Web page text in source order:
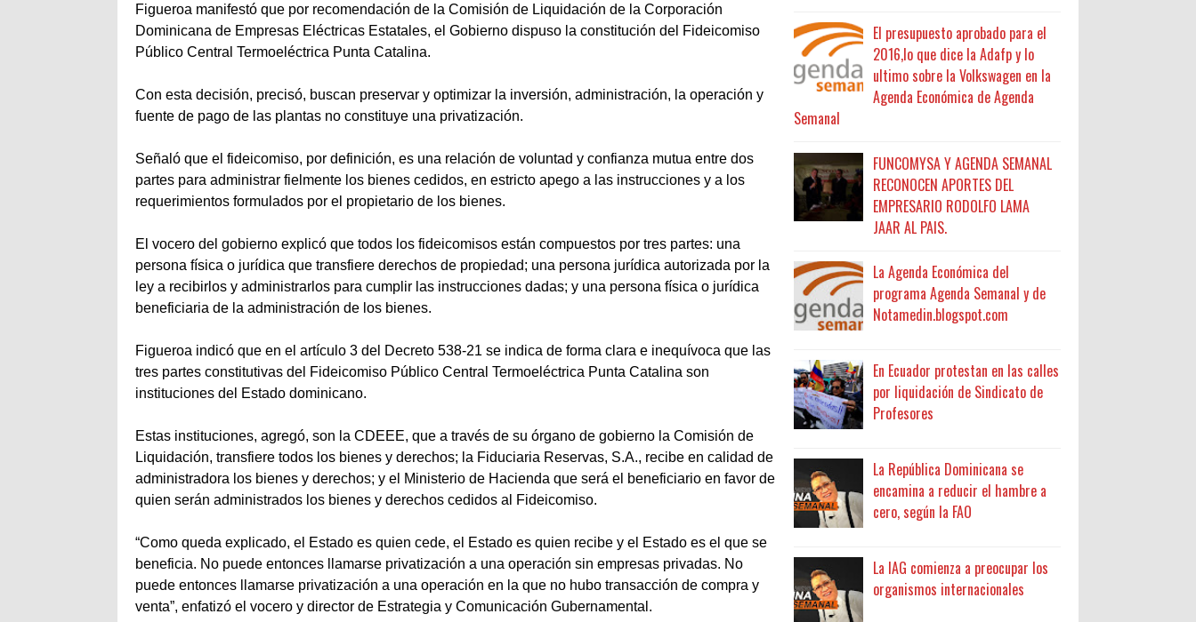
Figueroa manifestó que por recomendación de la Comisión de Liquidación de la Corporación
Dominicana de Empresas Eléctricas Estatales, el Gobierno dispuso la constitución del Fideicomiso
Público Central Termoeléctrica Punta Catalina.
Con esta decisión, precisó, buscan preservar y optimizar la inversión, administración, la operación y
fuente de pago de las plantas no constituye una privatización.
Señaló que el fideicomiso, por definición, es una relación de voluntad y confianza mutua entre dos
partes para administrar fielmente los bienes cedidos, en estricto apego a las instrucciones y a los
requerimientos formulados por el propietario de los bienes.
El vocero del gobierno explicó que todos los fideicomisos están compuestos por tres partes: una
persona física o jurídica que transfiere derechos de propiedad; una persona jurídica autorizada por la
ley a recibirlos y administrarlos para cumplir las instrucciones dadas; y una persona física o jurídica
beneficiaria de la administración de los bienes.
Figueroa indicó que en el artículo 3 del Decreto 538-21 se indica de forma clara e inequívoca que las
tres partes constitutivas del Fideicomiso Público Central Termoeléctrica Punta Catalina son
instituciones del Estado dominicano.
Estas instituciones, agregó, son la CDEEE, que a través de su órgano de gobierno la Comisión de
Liquidación, transfiere todos los bienes y derechos; la Fiduciaria Reservas, S.A., recibe en calidad de
administradora los bienes y derechos; y el Ministerio de Hacienda que será el beneficiario en favor de
quien serán administrados los bienes y derechos cedidos al Fideicomiso.
“Como queda explicado, el Estado es quien cede, el Estado es quien recibe y el Estado es el que se
beneficia. No puede entonces llamarse privatización a una operación sin empresas privadas. No
puede entonces llamarse privatización a una operación en la que no hubo transacción de compra y
venta”, enfatizó el vocero y director de Estrategia y Comunicación Gubernamental.
El presupuesto aprobado para el
2016,lo que dice la Adafp y lo
ultimo sobre la Volkswagen en la
Agenda Económica de Agenda
Semanal
FUNCOMYSA Y AGENDA SEMANAL
RECONOCEN APORTES DEL
EMPRESARIO RODOLFO LAMA
JAAR AL PAIS.
La Agenda Económica del
programa Agenda Semanal y de
Notamedin.blogspot.com
En Ecuador protestan en las calles
por liquidación de Sindicato de
Profesores
La República Dominicana se
encamina a reducir el hambre a
cero, según la FAO
La IAG comienza a preocupar los
organismos internacionales